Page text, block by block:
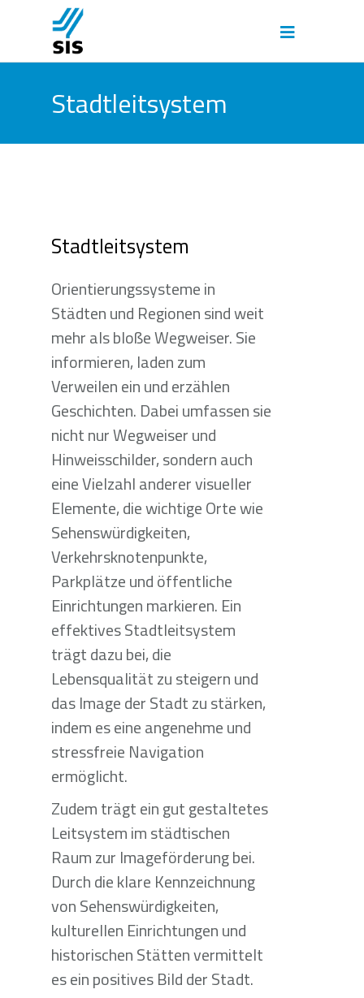
Stadtleitsystem
Stadtleitsystem
Orientierungssysteme in
Städten und Regionen sind weit
mehr als bloße Wegweiser. Sie
informieren, laden zum
Verweilen ein und erzählen
Geschichten. Dabei umfassen sie
nicht nur Wegweiser und
Hinweisschilder, sondern auch
eine Vielzahl anderer visueller
Elemente, die wichtige Orte wie
Sehenswürdigkeiten,
Verkehrsknotenpunkte,
Parkplätze und öffentliche
Einrichtungen markieren. Ein
effektives Stadtleitsystem
trägt dazu bei, die
Lebensqualität zu steigern und
das Image der Stadt zu stärken,
indem es eine angenehme und
stressfreie Navigation
ermöglicht.
Zudem trägt ein gut gestaltetes
Leitsystem im städtischen
Raum zur Imageförderung bei.
Durch die klare Kennzeichnung
von Sehenswürdigkeiten,
kulturellen Einrichtungen und
historischen Stätten vermittelt
es ein positives Bild der Stadt.